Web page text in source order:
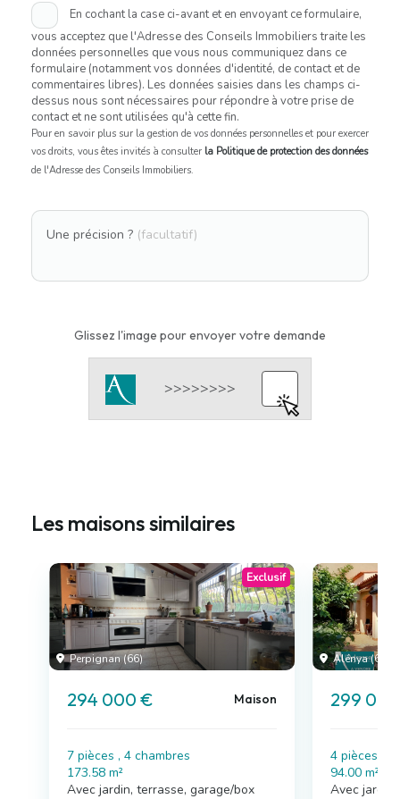
En cochant la case ci-avant et en envoyant ce formulaire,
vous acceptez que l'Adresse des Conseils Immobiliers traite les
données personnelles que vous nous communiquez dans ce
formulaire (notamment vos données d'identité, de contact et de
commentaires libres). Les données saisies dans les champs ci-
dessus nous sont nécessaires pour répondre à votre prise de
contact et ne sont utilisées qu'à cette fin.
Pour en savoir plus sur la gestion de vos données personnelles et pour exercer
vos droits, vous êtes invités à consulter la Politique de protection des données
de l'Adresse des Conseils Immobiliers.
Une précision ? (facultatif)
Glissez l'image pour envoyer votre demande
Les maisons similaires
Perpignan (66)
Exclusif
294 000 € Maison
7 pièces , 4 chambres
173.58 m²
Avec jardin, terrasse, garage/box
Alénya (66)
299
4 pièces , 3
94.00 m²
Avec jardin